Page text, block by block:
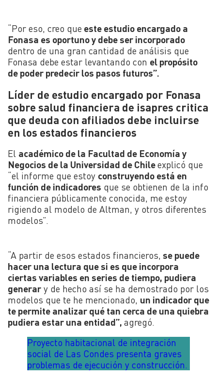
“Por eso, creo que este estudio encargado a
Fonasa es oportuno y debe ser incorporado
dentro de una gran cantidad de análisis que
Fonasa debe estar levantando con el propósito
de poder predecir los pasos futuros”.
Líder de estudio encargado por Fonasa
sobre salud financiera de isapres critica
que deuda con afiliados debe incluirse
en los estados financieros
El académico de la Facultad de Economía y
Negocios de la Universidad de Chileexplicó que
“el informe que estoy construyendo está en
función de indicadores que se obtienen de la info
financiera públicamente conocida, me estoy
rigiendo al modelo de Altman, y otros diferentes
modelos”.
“A partir de esos estados financieros, se puede
hacer una lectura que si es que incorpora
ciertas variables en series de tiempo, pudiera
generar y de hecho así se ha demostrado por los
modelos que te he mencionado, un indicador que
te permite analizar qué tan cerca de una quiebra
pudiera estar una entidad”, agregó.
Proyecto habitacional de integración
social de Las Condes presenta graves
problemas de ejecución y construcción.